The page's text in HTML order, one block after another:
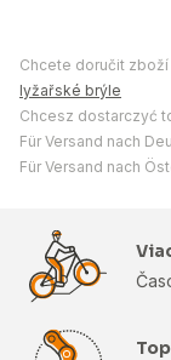
Chcete doručit
lyžařské brýle
Chcesz dostarczyć
Für Versand nach
Für Versand nach